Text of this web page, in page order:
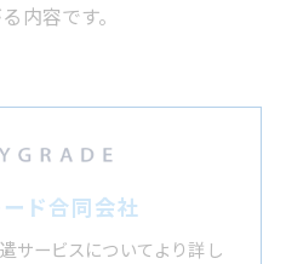
内容です。
ド合同会社
サービスについてより詳し